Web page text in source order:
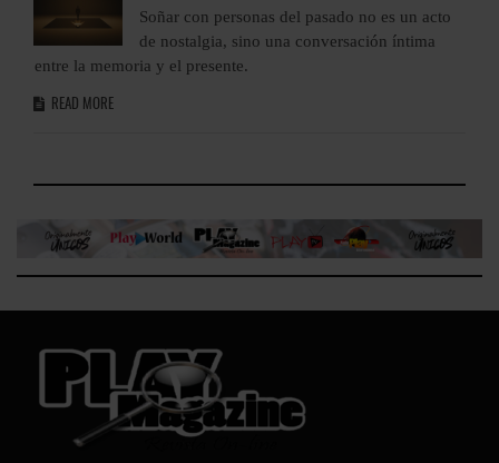
Soñar con personas del pasado no es un acto
de nostalgia, sino una conversación íntima
entre la memoria y el presente.
READ MORE